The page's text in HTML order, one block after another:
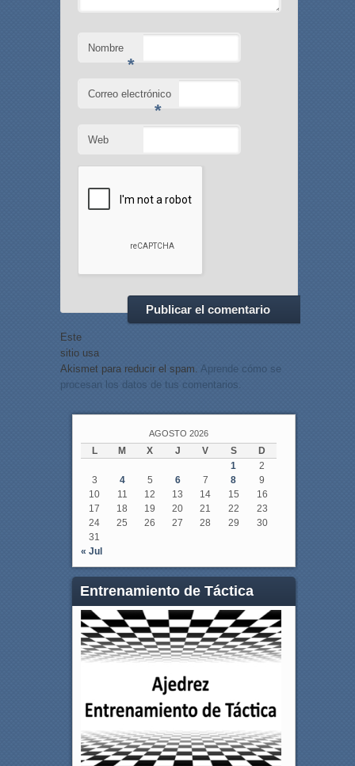
Nombre
*
Correo electrónico
*
Web
Este
sitio usa
Akismet para reducir el spam. Aprende cómo se
procesan los datos de tus comentarios.
AGOSTO 2026
L M X J V S
D
1
2
3
4 5 6 7 8
9
10
11 12 13 14 15
16
17
18 19 20 21 22
23
24
25 26 27 28 29
30
31
« Jul
Entrenamiento de Táctica